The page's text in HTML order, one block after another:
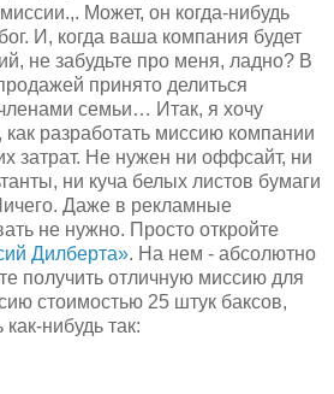
Может, он когда-нибудь
И, когда ваша компания будет
не забудьте про меня, ладно? В
принято делиться
семьи… Итак, я хочу
как разработать миссию компании
затрат. Не нужен ни оффсайт, ни
ни куча белых листов бумаги
Даже в рекламные
не нужно. Просто откройте
Дилберта». На нем - абсолютно
получить отличную миссию для
стоимостью 25 штук баксов,
как-нибудь так: